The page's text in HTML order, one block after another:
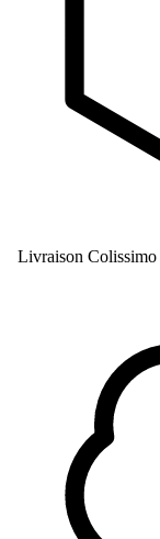
Livraison Colissimo